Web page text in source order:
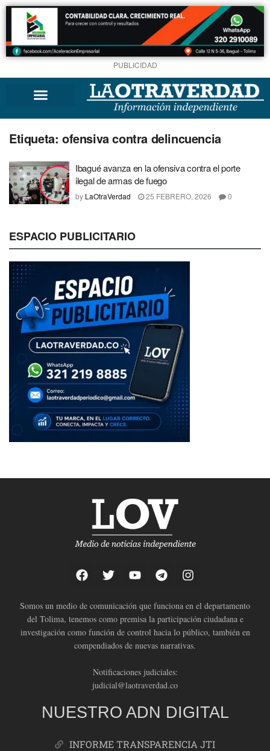
PUBLICIDAD
Etiqueta: ofensiva contra delincuencia
Ibagué avanza en la ofensiva contra el porte
ilegal de armas de fuego
by LaOtraVerdad 25 FEBRERO, 2026 0
ESPACIO PUBLICITARIO
Somos un medio de comunicación que funciona en el departamento
del Tolima, tenemos como premisa la participación ciudadana e
investigación como función de control hacia lo público, también en
compendiados de nuevas narrativas.
Notificaciones judiciales:
judicial@laotraverdad.co
NUESTRO ADN DIGITAL
INFORME TRANSPARENCIA JTI